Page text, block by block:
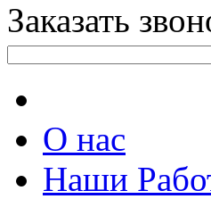
Заказать
О нас
Наши